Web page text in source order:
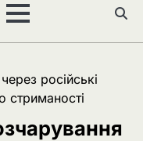
російські
стриманості